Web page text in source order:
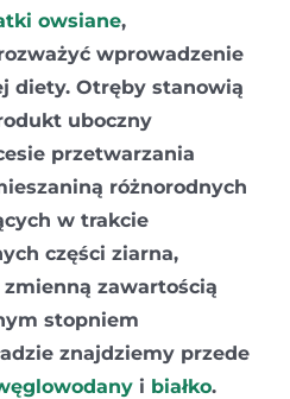
owsiane,
wprowadzenie
diety. Otręby stanowią
uboczny
przetwarzania
różnorodnych
w trakcie
części ziarna,
zawartością
stopniem
znajdziemy przede
i białko.